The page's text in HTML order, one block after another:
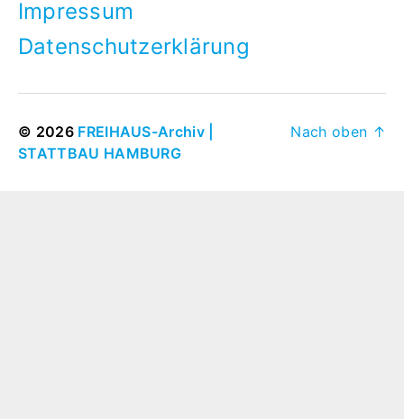
Impressum
Datenschutzerklärung
© 2026 FREIHAUS-Archiv |
STATTBAU HAMBURG
Nach oben ↑